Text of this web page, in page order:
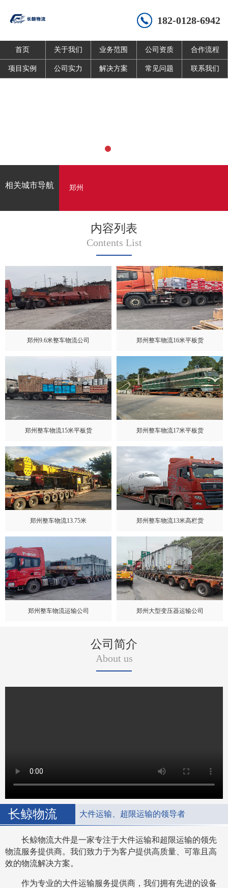
182-0128-6942
首页 关于我们 业务范围 公司资质 合作流程
项目实例 公司实力 解决方案 常见问题 联系我们
相关城市导航 郑州
内容列表
Contents List
郑州9.6米整车物流公司 郑州整车物流16米平板货
郑州整车物流15米平板货 郑州整车物流17米平板货
郑州整车物流13.75米 郑州整车物流13米高栏货
郑州整车物流运输公司 郑州大型变压器运输公司
公司简介
About us
长鲸物流 大件运输、超限运输的领导者
长鲸物流大件是一家专注于大件运输和超限运输的领先
物流服务提供商。我们致力于为客户提供高质量、可靠且高
效的物流解决方案。
作为专业的大件运输服务提供商，我们拥有先进的设备